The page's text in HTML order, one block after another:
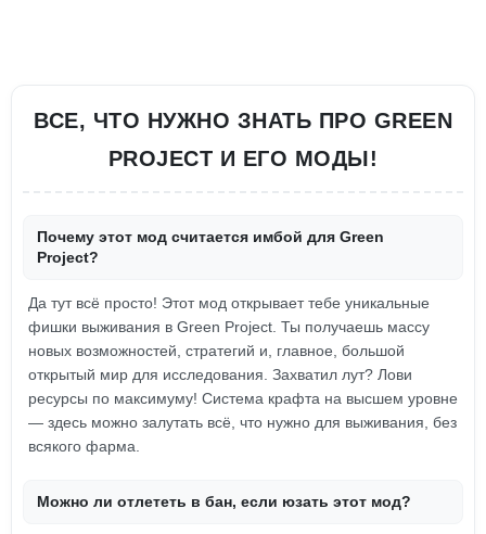
ВСЕ, ЧТО НУЖНО ЗНАТЬ ПРО GREEN
PROJECT И ЕГО МОДЫ!
Почему этот мод считается имбой для Green
Project?
Да тут всё просто! Этот мод открывает тебе уникальные
фишки выживания в Green Project. Ты получаешь массу
новых возможностей, стратегий и, главное, большой
открытый мир для исследования. Захватил лут? Лови
ресурсы по максимуму! Система крафта на высшем уровне
— здесь можно залутать всё, что нужно для выживания, без
всякого фарма.
Можно ли отлететь в бан, если юзать этот мод?